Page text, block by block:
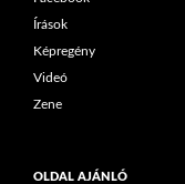
Írások
Képregény
Videó
Zene
OLDAL AJÁNLÓ